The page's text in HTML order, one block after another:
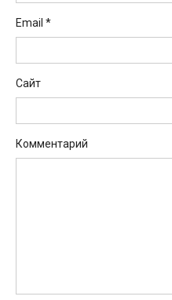
Email *
Сайт
Комментарий